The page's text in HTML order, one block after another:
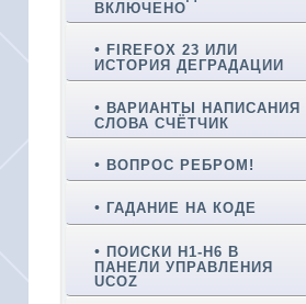
ВКЛЮЧЕНО
FIREFOX 23 ИЛИ
ИСТОРИЯ ДЕГРАДАЦИИ
ВАРИАНТЫ НАПИСАНИЯ
СЛОВА СЧЁТЧИК
ВОПРОС РЕБРОМ!
ГАДАНИЕ НА КОДЕ
ПОИСКИ H1-H6 В
ПАНЕЛИ УПРАВЛЕНИЯ
UCOZ